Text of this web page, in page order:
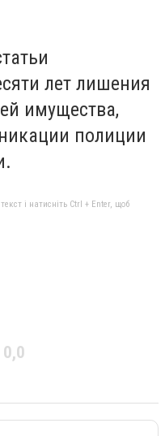
лет лишения
имущества,
полиции
і натисніть Ctrl + Enter, щоб
0,0